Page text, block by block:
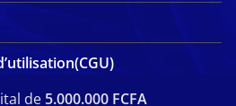
de 5.000.000 FCFA